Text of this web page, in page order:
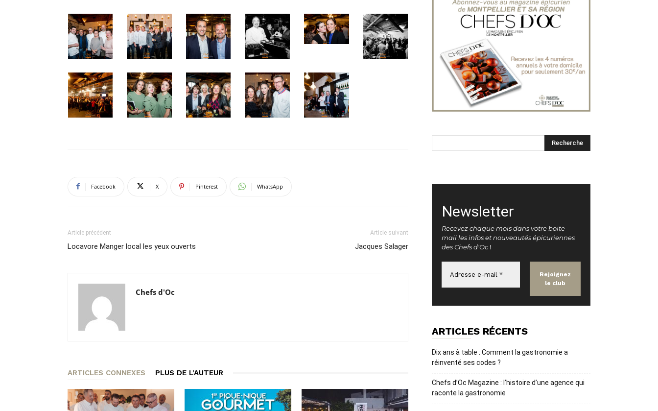
Facebook X Pinterest WhatsApp
Article précédent
Locavore Manger local les yeux ouverts
Article suivant
Jacques Salager
Chefs d'Oc
ARTICLES CONNEXES PLUS DE L'AUTEUR
Newsletter
Recevez chaque mois dans votre boite
mail les infos et nouveautés épicuriennes
des Chefs d'Oc !
ARTICLES RÉCENTS
Dix ans à table : Comment la gastronomie a
réinventé ses codes ?
Chefs d’Oc Magazine : l’histoire d’une agence qui
raconte la gastronomie